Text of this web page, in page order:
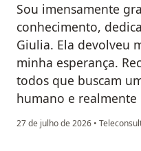
Sou imensamente
conhecimento,
Giulia. Ela devolveu
minha esperança.
todos que buscam
humano e realmente
27 de julho de 2026 •